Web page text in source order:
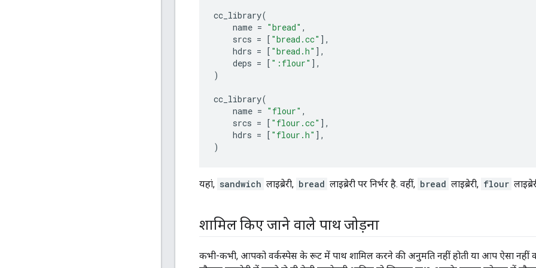
cc_library(
name = "bread" ,
srcs = [ "bread.cc" ],
hdrs = [ "bread.h" ],
deps = [ ":flour" ],
)
cc_library(
name = "flour" ,
srcs = [ "flour.cc" ],
hdrs = [ "flour.h" ],
)
यहां, sandwich लाइब्रेरी, bread लाइब्रेरी पर निर्भर है. वहीं, bread लाइब्रेरी, flour
शामिल किए जाने वाले पाथ जोड़ना
कभी-कभी, आपको वर्कस्पेस के रूट में पाथ शामिल करने की अनुमति नहीं होती या आप ऐसा नहीं